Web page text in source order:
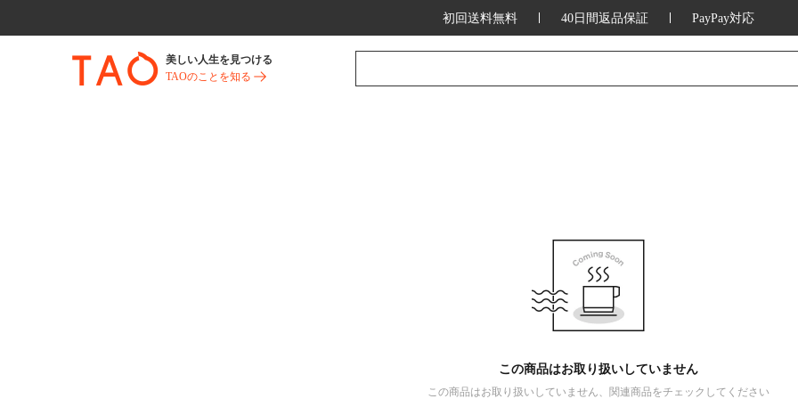
初回送料無料 40日間返品保証 PayPay対応
美しい人生を見つける
TAOのことを知る
この商品はお取り扱いしていません
この商品はお取り扱いしていません、関連商品をチェックしてください